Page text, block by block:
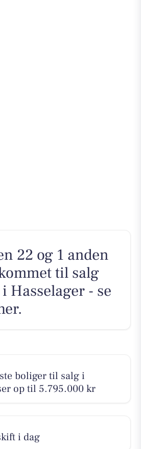
22 og 1 anden
til salg
Hasselager - se
boliger til salg i
op til 5.795.000 kr
i dag